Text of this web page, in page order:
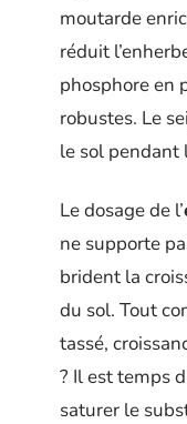
moutarde
réduit
phosphore en
robustes. Le
le sol pendant
Le dosage de l’
ne supporte
brident la
du sol. Tout
tassé,
? Il est temps
saturer le